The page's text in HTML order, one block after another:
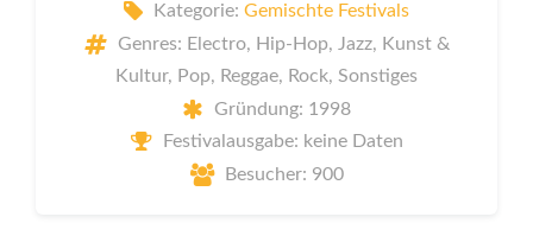
Kategorie: Gemischte Festivals
Genres: Electro, Hip-Hop, Jazz, Kunst &
Kultur, Pop, Reggae, Rock, Sonstiges
Gründung: 1998
Festivalausgabe: keine Daten
Besucher: 900